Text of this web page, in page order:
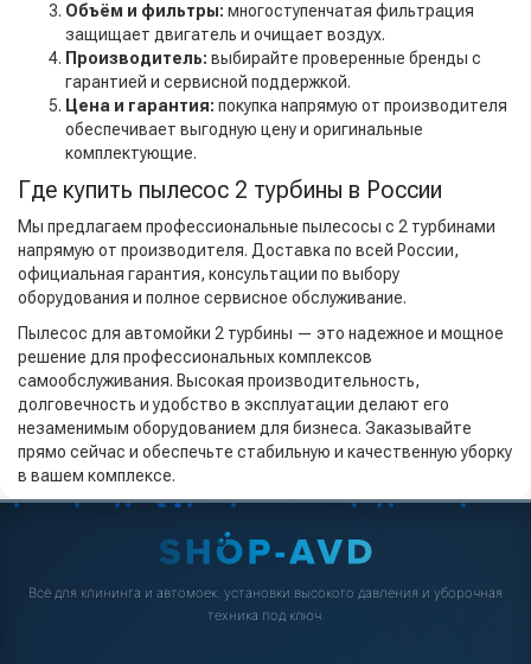
Объём и фильтры: многоступенчатая фильтрация
защищает двигатель и очищает воздух.
Производитель: выбирайте проверенные бренды с
гарантией и сервисной поддержкой.
Цена и гарантия: покупка напрямую от производителя
обеспечивает выгодную цену и оригинальные
комплектующие.
Где купить пылесос 2 турбины в России
Мы предлагаем профессиональные пылесосы с 2 турбинами
напрямую от производителя. Доставка по всей России,
официальная гарантия, консультации по выбору
оборудования и полное сервисное обслуживание.
Пылесос для автомойки 2 турбины — это надежное и мощное
решение для профессиональных комплексов
самообслуживания. Высокая производительность,
долговечность и удобство в эксплуатации делают его
незаменимым оборудованием для бизнеса. Заказывайте
прямо сейчас и обеспечьте стабильную и качественную уборку
в вашем комплексе.
Всё для клининга и автомоек: установки высокого давления и уборочная
техника под ключ.